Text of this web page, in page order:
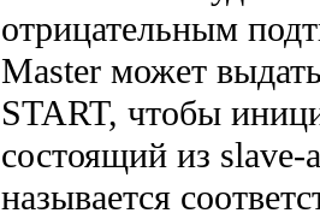
отрицательным
Master может
START, чтобы
состоящий из
называется